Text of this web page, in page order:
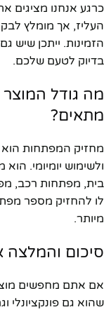
כרגע אנחנו מציגים
העליז, אך מומלץ
הזמינות. ייתכן שיש
בדיוק לטעם שלכם.
מה גודל
מתאים?
מחזיק המפתחות הוא
ולשימוש יומיומי.
בית, מפתחות רכב,
לו להחזיק מספר
מיותר.
סיכום והמלצה
אם אתם מחפשים
שהוא גם